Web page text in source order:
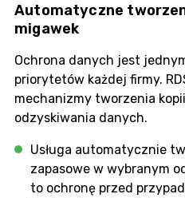
Automatyczne
migawek
Ochrona danych jest
priorytetów każdej firmy.
mechanizmy tworzenia
odzyskiwania danych.
Usługa automatycznie
zapasowe w wybranym
to ochronę przed